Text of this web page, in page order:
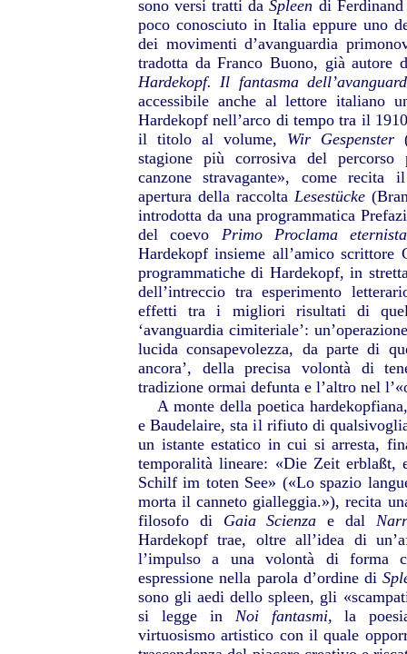
sono versi tratti daSpleen di
poco conosciuto in Italia eppure uno
dei movimenti d’avanguardia
tradotta da Franco Buono, già autore
Hardekopf. Il fantasma
accessibile anche al lettore italiano
Hardekopf nell’arco di tempo tra il
il titolo al volume, Wir Gespenster
stagione più corrosiva del
canzone stravagante», come
apertura della raccolta Lesestücke
introdotta da una programmatica
del coevo Primo Proclama eternista
Hardekopf insieme all’amico
programmatiche di Hardekopf, in
dell’intreccio tra esperimento
effetti tra i migliori risultati di
‘avanguardia cimiteriale’:
lucida consapevolezza, da parte di
ancora’, della precisa volontà di
tradizione ormai defunta e l’altro nel
A monte della poetica
e Baudelaire, sta il rifiuto di
un istante estatico in cui si arresta,
temporalità lineare: «Die Zeit
Schilf im toten See» («Lo spazio
morta il canneto gialleggia.»), recita
filosofo di Gaia Scienza e dal Narr
Hardekopf trae, oltre all’idea di
l’impulso a una volontà di forma
espressione nella parola d’ordine di
sono gli aedi dello spleen, gli
si legge in Noi fantasmi, la
virtuosismo artistico con il quale